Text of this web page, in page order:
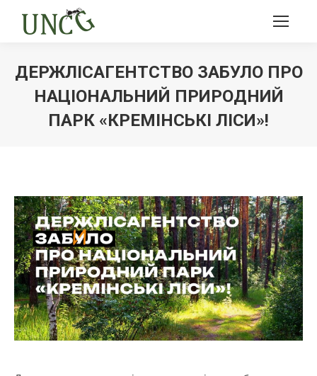
ДЕРЖЛІСАГЕНТСТВО ЗАБУЛО ПРО
НАЦІОНАЛЬНИЙ ПРИРОДНИЙ
ПАРК «КРЕМІНСЬКІ ЛІСИ»!